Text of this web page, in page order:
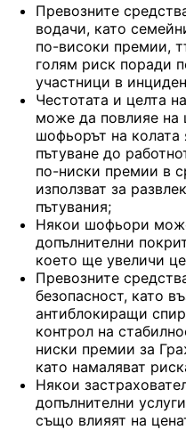
Превозните
водачи, като
по-високи премии,
голям риск поради
участници в
Честотата и целта
може да повлияе на
шофьорът на колата
пътуване до
по-ниски премии в
използват за
пътувания;
Някои шофьори
допълнителни
което ще увеличи
Превозните
безопасност, като
антиблокиращи
контрол на
ниски премии за
като намаляват
Някои
допълнителни
също влияят на